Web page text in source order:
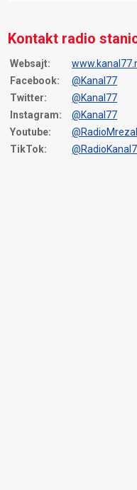
Kontakt radio
Websajt:
Facebook:
@Kanal77
Twitter:
@Kanal77
Instagram:
@Kanal77
Youtube:
TikTok: